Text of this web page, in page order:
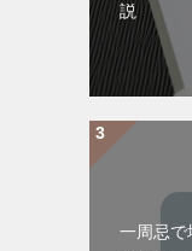
説
一周忌で